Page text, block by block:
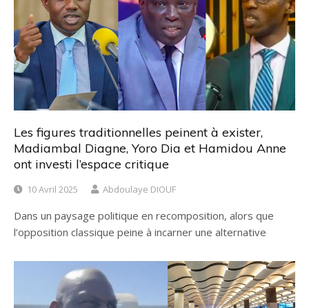
Les figures traditionnelles peinent à exister,
Madiambal Diagne, Yoro Dia et Hamidou Anne
ont investi l’espace critique
10 Avril 2025 Abdoulaye DIOUF
Dans un paysage politique en recomposition, alors que
l’opposition classique peine à incarner une alternative